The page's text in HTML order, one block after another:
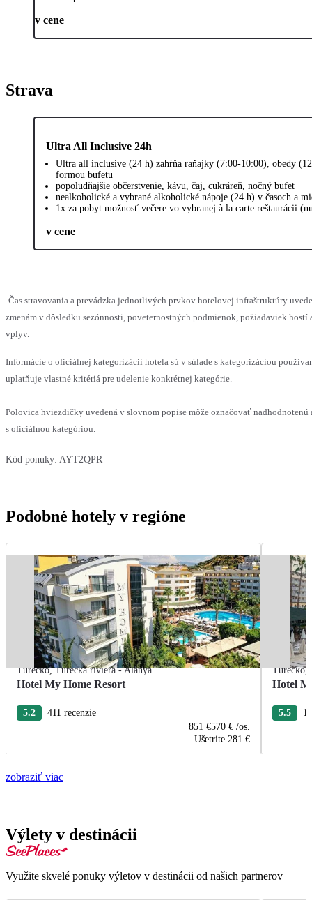
v cene
Strava
Ultra All Inclusive 24h
Ultra all inclusive (24 h) zahŕňa raňajky (7:00-10:00), obedy
formou bufetu
popoludňajšie občerstvenie, kávu, čaj, cukráreň, nočný bufet
nealkoholické a vybrané alkoholické nápoje (24 h) v časoch a
1x za pobyt možnosť večere vo vybranej à la carte reštaurácii
v cene
Čas stravovania a prevádzka jednotlivých prvkov hotelovej infraštruktúry
zmenám v dôsledku sezónnosti, poveternostných podmienok, požiadaviek
vplyv.
Informácie o oficiálnej kategorizácii hotela sú v súlade s kategorizáciou
uplatňuje vlastné kritériá pre udelenie konkrétnej kategórie.
Polovica hviezdičky uvedená v slovnom popise môže označovať
s oficiálnou kategóriou.
Kód ponuky: AYT2QPR
Podobné hotely v regióne
Turecko,Turecká riviéra - Alanya
Hotel My Home Resort
5.2
411 recenzie
851 €570 € /os.
Ušetrite 281 €
Turecko,
Hotel
5.5
zobraziť viac
Výlety v destinácii
Využite skvelé ponuky výletov v destinácii od našich partnerov